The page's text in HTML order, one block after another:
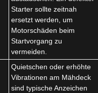
Starter sollte zeitnah
ersetzt werden, um
Motorschäden beim
Startvorgang zu
vermeiden.
Quietschen oder erhöhte
Vibrationen am Mähdeck
sind typische Anzeichen